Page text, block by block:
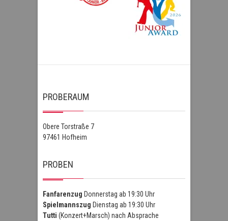
PROBERAUM
Obere Torstraße 7
97461 Hofheim
PROBEN
Fanfarenzug Donnerstag ab 19:30 Uhr
Spielmannszug Dienstag ab 19:30 Uhr
Tutti (Konzert+Marsch) nach Absprache